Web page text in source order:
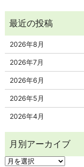
2026年8月
2026年7月
2026年6月
2026年5月
2026年4月